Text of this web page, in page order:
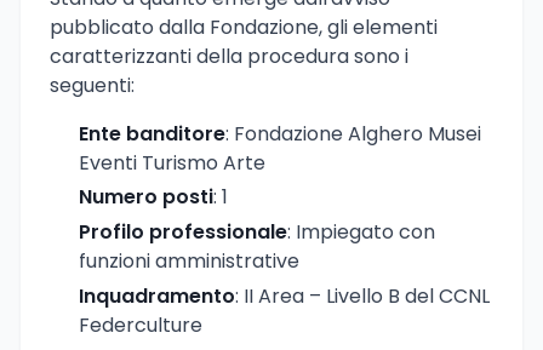
pubblicato dalla Fondazione, gli elementi
caratterizzanti della procedura sono i
seguenti:
Ente banditore: Fondazione Alghero Musei
Eventi Turismo Arte
Numero posti: 1
Profilo professionale: Impiegato con
funzioni amministrative
Inquadramento: II Area – Livello B del CCNL
Federculture